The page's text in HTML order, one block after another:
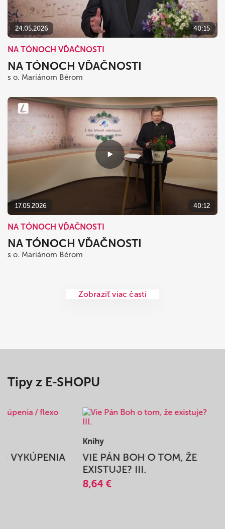
24.05.2026 40:15
NA TÓNOCH VĎAČNOSTI
NA TÓNOCH VĎAČNOSTI
s o. Mariánom Bérom
17.05.2026 40:12
NA TÓNOCH VĎAČNOSTI
NA TÓNOCH VĎAČNOSTI
s o. Mariánom Bérom
Zobraziť viac častí
Tipy z E-SHOPU
VYKÚPENIA
Knihy
VIE PÁN BOH O TOM, ŽE
EXISTUJE? III.
8,64 €